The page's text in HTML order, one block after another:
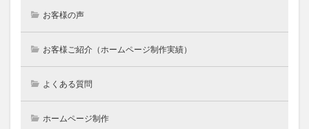
お客様の声
お客様ご紹介（ホームページ制作実績）
よくある質問
ホームページ制作